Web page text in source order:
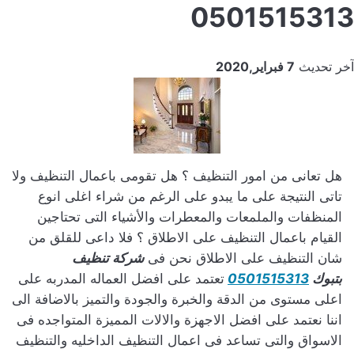
0501515313
آخر تحديث 7 فبراير,2020
هل تعانى من امور التنظيف ؟ هل تقومى باعمال التنظيف ولا
تاتى النتيجة على ما يبدو على الرغم من شراء اغلى انوع
المنظفات والملمعات والمعطرات والأشياء التى تحتاجين
القيام باعمال التنظيف على الاطلاق ؟ فلا داعى للقلق من
شان التنظيف على الاطلاق نحن فىشركة تنظيف
بتبوك 0501515313 تعتمد على افضل العماله المدربه على
اعلى مستوى من الدقة والخبرة والجودة والتميز بالاضافة الى
اننا نعتمد على افضل الاجهزة والالات المميزة المتواجده فى
الاسواق والتى تساعد فى اعمال التنظيف الداخليه والتنظيف